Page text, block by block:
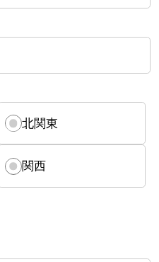
北関東
関西